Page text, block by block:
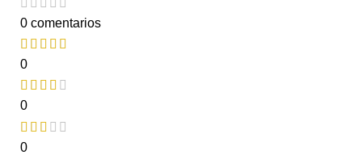
0 comentarios
0
0
0